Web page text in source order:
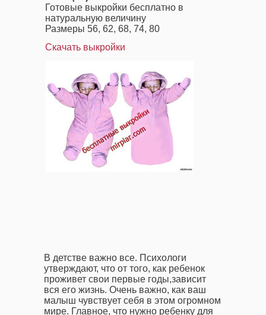
Готовые выкройки бесплатно в
натуральную величину
Размеры 56, 62, 68, 74, 80
Скачать выкройки
В детстве важно все. Психологи
утверждают, что от того, как ребенок
проживет свои первые годы,зависит
вся его жизнь. Очень важно, как ваш
малыш чувствует себя в этом огромном
мире. Главное, что нужно ребенку для